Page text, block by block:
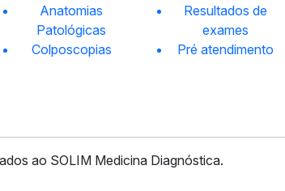
Anatomias
Patológicas
Colposcopias
Resultados de
exames
Pré atendimento
ao SOLIM Medicina Diagnóstica.